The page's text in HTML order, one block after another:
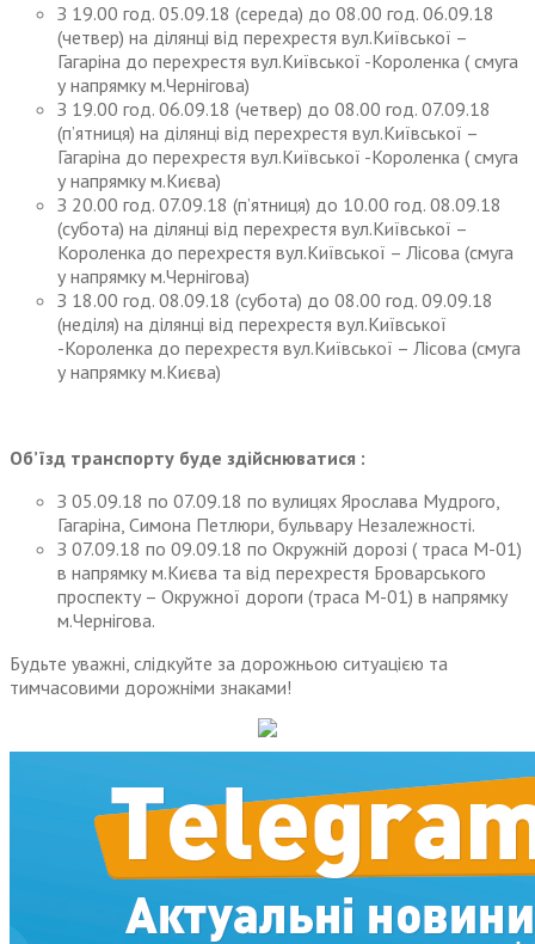
З 19.00 год. 05.09.18 (середа) до 08.00 год. 06.09.18
(четвер) на ділянці від перехрестя вул.Київської –
Гагаріна до перехрестя вул.Київської -Короленка ( смуга
у напрямку м.Чернігова)
З 19.00 год. 06.09.18 (четвер) до 08.00 год. 07.09.18
(п’ятниця) на ділянці від перехрестя вул.Київської –
Гагаріна до перехрестя вул.Київської -Короленка ( смуга
у напрямку м.Києва)
З 20.00 год. 07.09.18 (п’ятниця) до 10.00 год. 08.09.18
(субота) на ділянці від перехрестя вул.Київської –
Короленка до перехрестя вул.Київської – Лісова (смуга
у напрямку м.Чернігова)
З 18.00 год. 08.09.18 (субота) до 08.00 год. 09.09.18
(неділя) на ділянці від перехрестя вул.Київської
-Короленка до перехрестя вул.Київської – Лісова (смуга
у напрямку м.Києва)
Об’їзд транспорту буде здійснюватися :
З 05.09.18 по 07.09.18 по вулицях Ярослава Мудрого,
Гагаріна, Симона Петлюри, бульвару Незалежності.
З 07.09.18 по 09.09.18 по Окружній дорозі ( траса М-01)
в напрямку м.Києва та від перехрестя Броварського
проспекту – Окружної дороги (траса М-01) в напрямку
м.Чернігова.
Будьте уважні, слідкуйте за дорожньою ситуацією та
тимчасовими дорожніми знаками!